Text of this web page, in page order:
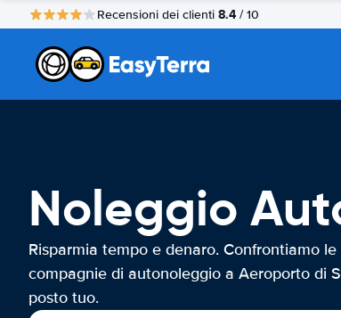
Recensioni dei clienti 8.4 / 10
Noleggio
Risparmia tempo e denaro. Confrontiamo
compagnie di autonoleggio a Aeroporto di
posto tuo.